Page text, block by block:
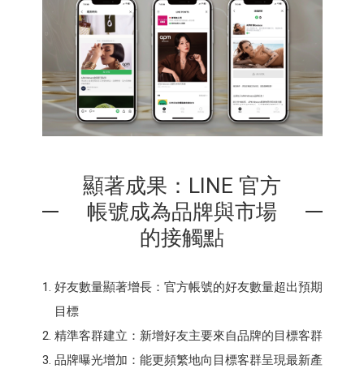
顯著成果：LINE 官方
帳號成為品牌與市場
的接觸點
好友數量顯著增長：官方帳號的好友數量超出預期
目標
精準客群建立：新增好友主要來自品牌的目標客群
品牌曝光增加：能更頻繁地向目標客群呈現最新產